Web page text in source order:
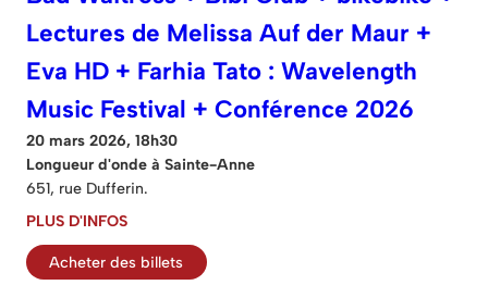
Lectures de Melissa Auf der Maur +
Eva HD + Farhia Tato : Wavelength
Music Festival + Conférence 2026
20 mars 2026, 18h30
Longueur d'onde à Sainte-Anne
651, rue Dufferin.
PLUS D'INFOS
Acheter des billets